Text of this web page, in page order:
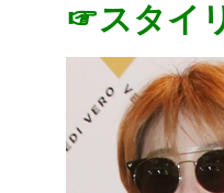
☞スタイ